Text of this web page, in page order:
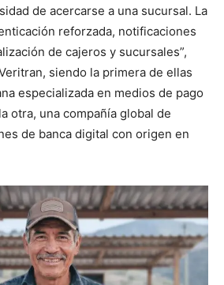
de acercarse a una sucursal. La
reforzada, notificaciones
de cajeros y sucursales”,
siendo la primera de ellas
especializada en medios de pago
otra, una compañía global de
de banca digital con origen en